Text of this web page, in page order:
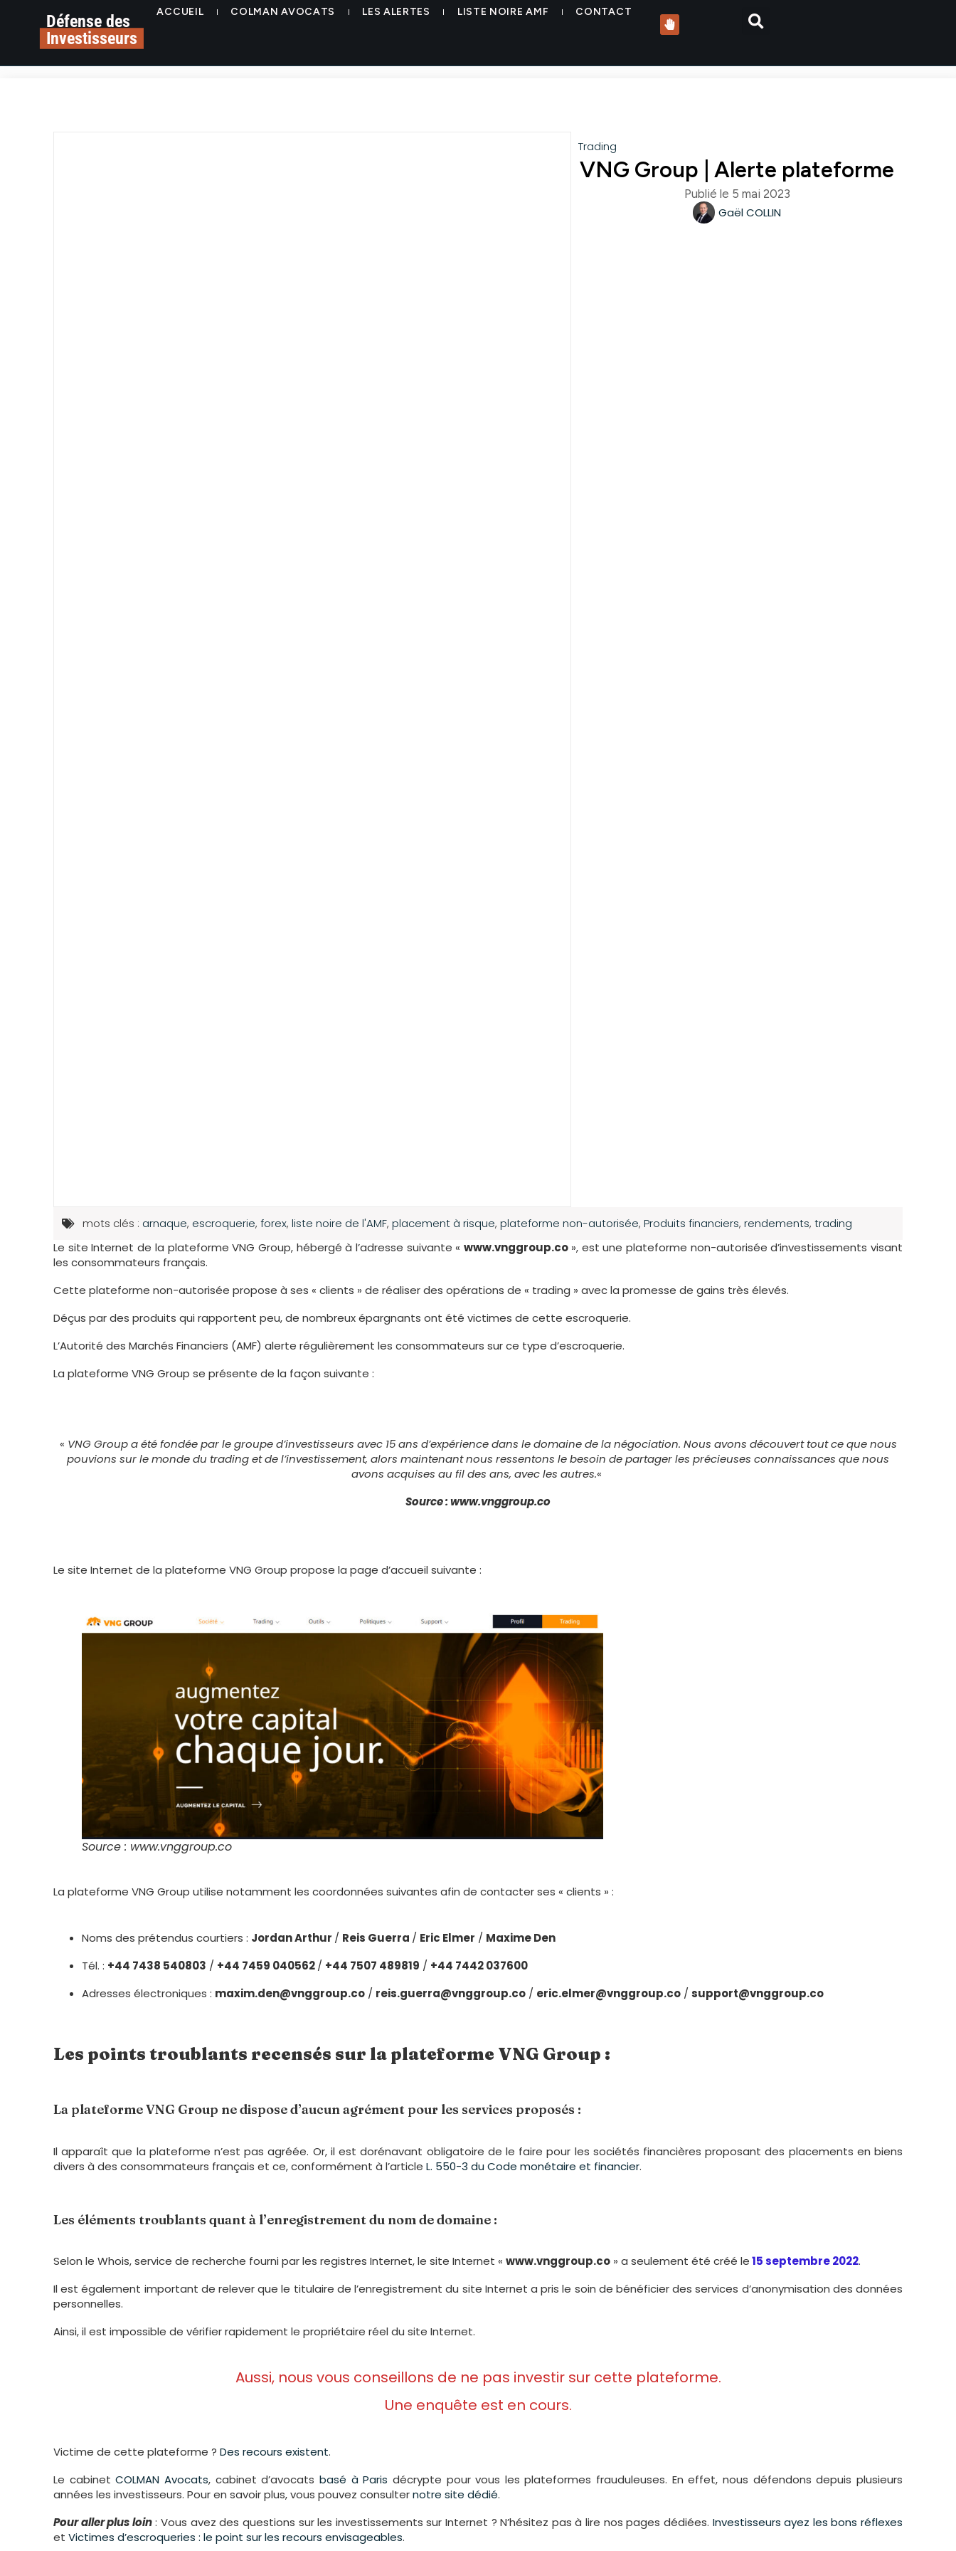
Défense des
Investisseurs
ACCUEIL COLMAN AVOCATS LES ALERTES LISTE NOIRE AMF CONTACT
Trading
VNG Group | Alerte plateforme
Publié le 5 mai 2023
Gaël COLLIN
mots clés : arnaque, escroquerie, forex, liste noire de l'AMF, placement à risque, plateforme non-autorisée, Produits financiers, rendements, trading
Le site Internet de la plateforme VNG Group, hébergé à l’adresse suivante «www.vnggroup.co », est une plateforme non-autorisée d’investissements visant
les consommateurs français.
Cette plateforme non-autorisée propose à ses « clients » de réaliser des opérations de « trading » avec la promesse de gains très élevés.
Déçus par des produits qui rapportent peu, de nombreux épargnants ont été victimes de cette escroquerie.
L’Autorité des Marchés Financiers (AMF) alerte régulièrement les consommateurs sur ce type d’escroquerie.
La plateforme VNG Group se présente de la façon suivante :
« VNG Group a été fondée par le groupe d’investisseurs avec 15 ans d’expérience dans le domaine de la négociation. Nous avons découvert tout ce que nous
pouvions sur le monde du trading et de l’investissement, alors maintenant nous ressentons le besoin de partager les précieuses connaissances que nous
avons acquises au fil des ans, avec les autres.«
Source : www.vnggroup.co
Le site Internet de la plateforme VNG Group propose la page d’accueil suivante :
Source : www.vnggroup.co
La plateforme VNG Group utilise notamment les coordonnées suivantes afin de contacter ses « clients » :
Noms des prétendus courtiers : Jordan Arthur / Reis Guerra / Eric Elmer / Maxime Den
Tél. : +44 7438 540803 / +44 7459 040562/ +44 7507 489819 / +44 7442 037600
Adresses électroniques : maxim.den@vnggroup.co / reis.guerra@vnggroup.co / eric.elmer@vnggroup.co / support@vnggroup.co
Les points troublants recensés sur la plateforme VNG Group :
La plateforme VNG Group ne dispose d’aucun agrément pour les services proposés :
Il apparaît que la plateforme n’est pas agréée. Or, il est dorénavant obligatoire de le faire pour les sociétés financières proposant des placements en biens
divers à des consommateurs français et ce, conformément à l’article L. 550-3 du Code monétaire et financier.
Les éléments troublants quant à l’enregistrement du nom de domaine :
Selon le Whois, service de recherche fourni par les registres Internet, le site Internet « www.vnggroup.co » a seulement été créé le15 septembre 2022.
Il est également important de relever que le titulaire de l’enregistrement du site Internet a pris le soin de bénéficier des services d’anonymisation des données
personnelles.
Ainsi, il est impossible de vérifier rapidement le propriétaire réel du site Internet.
Aussi, nous vous conseillons de ne pas investir sur cette plateforme.
Une enquête est en cours.
Victime de cette plateforme ? Des recours existent.
Le cabinetCOLMAN Avocats, cabinet d’avocats basé à Paris décrypte pour vous les plateformes frauduleuses. En effet, nous défendons depuis plusieurs
années les investisseurs. Pour en savoir plus, vous pouvez consulternotre site dédié.
Pour aller plus loin: Vous avez des questions sur les investissements sur Internet ? N’hésitez pas à lire nos pages dédiées. Investisseurs ayez les bons réflexes
et Victimes d’escroqueries : le point sur les recours envisageables.